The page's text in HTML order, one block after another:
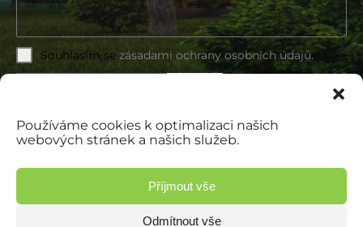
Používáme cookies k optimalizaci našich
webových stránek a našich služeb.
Příjmout vše
Odmítnout vše
Souhlasím se zásadami ochrany osobních údajů.
Poslat zprávu